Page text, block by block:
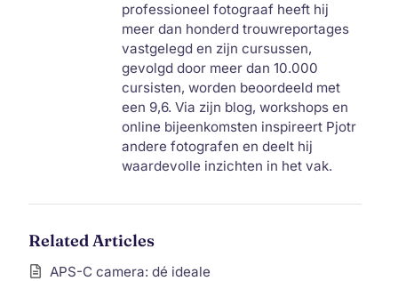
professioneel fotograaf heeft hij
meer dan honderd trouwreportages
vastgelegd en zijn cursussen,
gevolgd door meer dan 10.000
cursisten, worden beoordeeld met
een 9,6. Via zijn blog, workshops en
online bijeenkomsten inspireert Pjotr
andere fotografen en deelt hij
waardevolle inzichten in het vak.
Related Articles
APS-C camera: dé ideale